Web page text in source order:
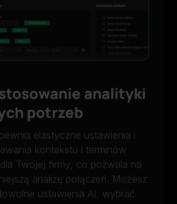
analityki
potrzeb
elastyczne ustawienia i
kontekstu i terminów
Twojej firmy, co pozwala na
analizę połączeń. Możesz
ustawienia AI, wybrać